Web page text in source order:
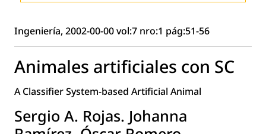
Ingeniería, 2002-00-00 vol:7 nro:1 pág:51-56
Animales artificiales con SC
A Classifier System-based Artificial Animal
Sergio A. Rojas. Johanna